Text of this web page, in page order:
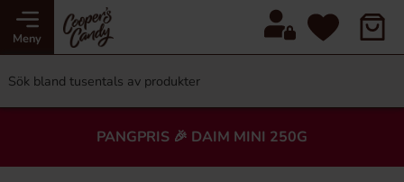
Meny
PANGPRIS 🎉 DAIM MINI 250G